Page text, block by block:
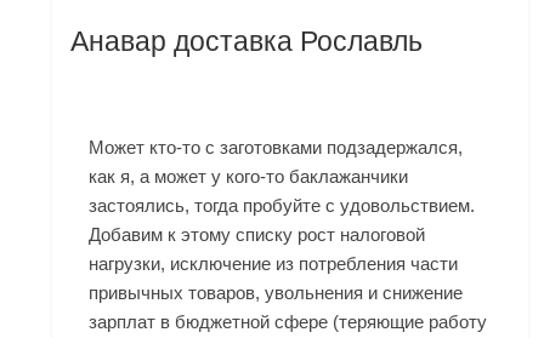
Анавар доставка Рославль
Может кто-то с заготовками подзадержался,
как я, а может у кого-то баклажанчики
застоялись, тогда пробуйте с удовольствием.
Добавим к этому списку рост налоговой
нагрузки, исключение из потребления части
привычных товаров, увольнения и снижение
зарплат в бюджетной сфере (теряющие работу